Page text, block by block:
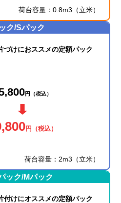
荷台容量：0.8m3（立米）
ク/Sパック
けにおススメの定額パック
円 （税込）
円 （税込）
荷台容量：2m3（立米）
ック/Mパック
けにオススメの定額パック